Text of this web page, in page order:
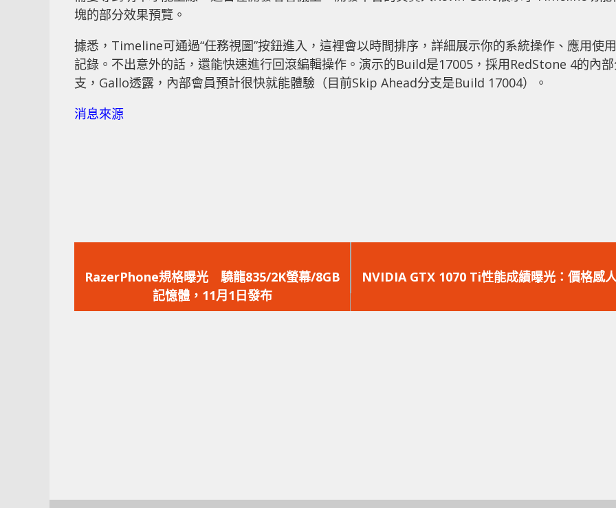
塊的部分效果預覽。
據悉，Timeline可通過“任務視圖”按鈕進入，這裡會以時間排序，詳細展示你的系統操作、應用使用
記錄。不出意外的話，還能快速進行回滾編輯操作。演示的Build是17005，採用RedStone 4的內
支，Gallo透露，內部會員預計很快就能體驗（目前Skip Ahead分支是Build 17004）。
消息來源
一
篇
文
RazerPhone規格曝光 驍龍835/2K螢幕/8GB
記憶體，11月1日發布
一
文
NVIDIA GTX 1070 Ti性能成績曝光：價格感